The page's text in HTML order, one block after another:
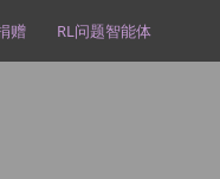
赠 RL问题智能体